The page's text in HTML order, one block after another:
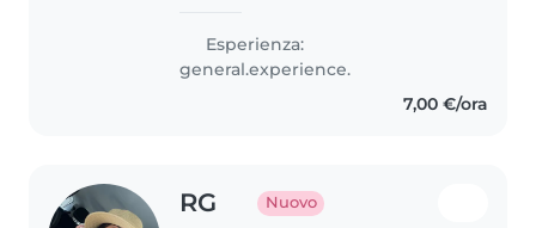
bambini di tutte le età, dai
neonati ai bambini in età
prescolare. Mi piace disegnare,
Esperienza:
general.experience.
7,00 €/ora
RG Nuovo